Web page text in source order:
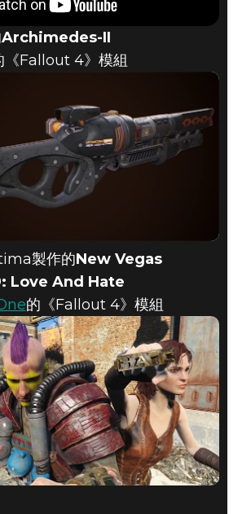
Archimedes-II
《Fallout 4》模組
製作的New Vegas
Love And Hate
的《Fallout 4》模組